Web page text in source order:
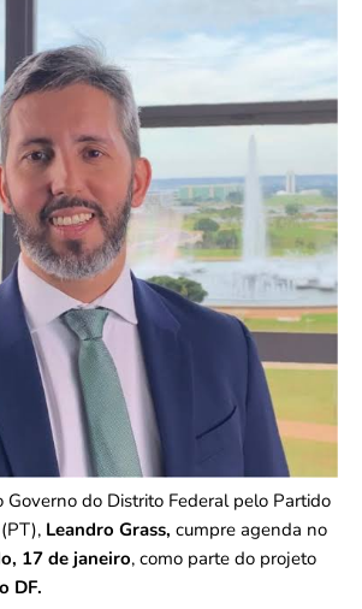
Governo do Distrito Federal pelo Partido
Leandro Grass, cumpre agenda no
17 de janeiro, como parte do projeto
DF.